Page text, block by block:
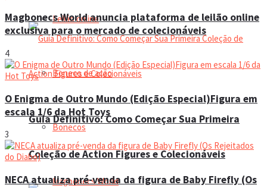
Leilão online
Boneco de ação
Bonecos
Magbonecs World
Guia Definitivo: Como Começar Sua Primeira
Coleção de Action Figures e Colecionáveis
Magbonecs World anuncia plataforma de leilão online
exclusiva para o mercado de colecionáveis
4
O Enigma de Outro Mundo (Edição Especial)Figura em
escala 1/6 da Hot Toys
3
NECA atualiza pré-venda da figura de Baby Firefly (Os